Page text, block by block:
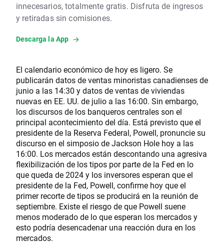
innecesarios, totalmente gratis. Disfruta de ingresos
y retiradas sin comisiones.
Descarga la App
El calendario económico de hoy es ligero. Se
publicarán datos de ventas minoristas canadienses de
junio a las 14:30 y datos de ventas de viviendas
nuevas en EE. UU. de julio a las 16:00. Sin embargo,
los discursos de los banqueros centrales son el
principal acontecimiento del día. Está previsto que el
presidente de la Reserva Federal, Powell, pronuncie su
discurso en el simposio de Jackson Hole hoy a las
16:00. Los mercados están descontando una agresiva
flexibilización de los tipos por parte de la Fed en lo
que queda de 2024 y los inversores esperan que el
presidente de la Fed, Powell, confirme hoy que el
primer recorte de tipos se producirá en la reunión de
septiembre. Existe el riesgo de que Powell suene
menos moderado de lo que esperan los mercados y
esto podría desencadenar una reacción dura en los
mercados.